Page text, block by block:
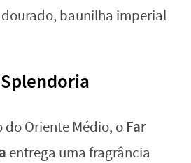
dourado, baunilha imperial
Oriente Médio, oFar
entrega uma fragrância